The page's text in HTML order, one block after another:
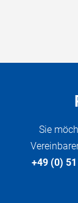
Sie
+49 (0)